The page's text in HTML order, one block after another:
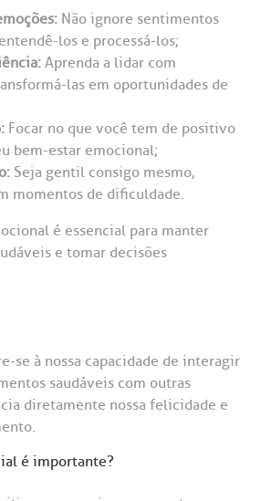
Não ignore sentimentos
los e processá-los;
Aprenda a lidar com
las em oportunidades de
Focar no que você tem de positivo
bem-estar emocional;
Seja gentil consigo mesmo,
momentos de dificuldade.
é essencial para manter
e tomar decisões
se à nossa capacidade de interagir
saudáveis com outras
diretamente nossa felicidade e
é importante?